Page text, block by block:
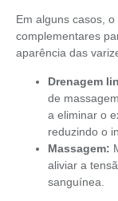
Em alguns casos,
complementares
aparência das
Drenagem
de
a eliminar o
reduzindo o
Massagem:
aliviar a
sanguínea.